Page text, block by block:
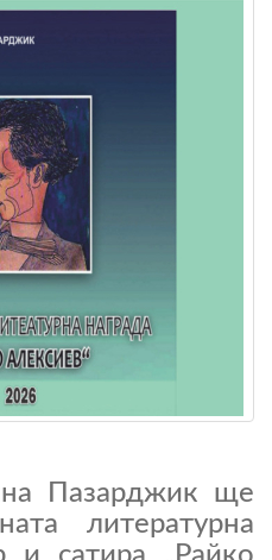
Пазарджик ще
литературна